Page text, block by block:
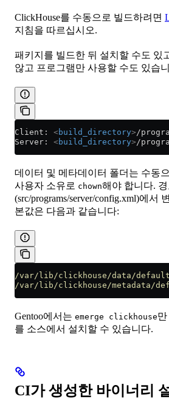
ClickHouse를 수동으로 빌드하려면
지침을 따르십시오.
패키지를 빌드한 뒤 설치할 수도 있
않고 프로그램만 사용할 수도 있습
Client: <build_directory> /
Server: <build_directory> /
데이터 및 메타데이터 폴더는 수동
사용자 소유로 chown해야 합니다. 경
(src/programs/server/config.xml)에서
본값은 다음과 같습니다:
/var/lib/clickhouse/data/
/var/lib/clickhouse/metadata/
Gentoo에서는 emerge clickhouse
를 소스에서 설치할 수 있습니다.
CI가 생성한 바이너리